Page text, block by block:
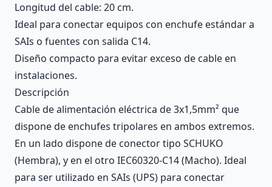
Longitud del cable: 20 cm.
Ideal para conectar equipos con enchufe estándar a
SAIs o fuentes con salida C14.
Diseño compacto para evitar exceso de cable en
instalaciones.
Descripción
Cable de alimentación eléctrica de 3x1,5mm² que
dispone de enchufes tripolares en ambos extremos.
En un lado dispone de conector tipo SCHUKO
(Hembra), y en el otro IEC60320-C14 (Macho). Ideal
para ser utilizado en SAIs (UPS) para conectar